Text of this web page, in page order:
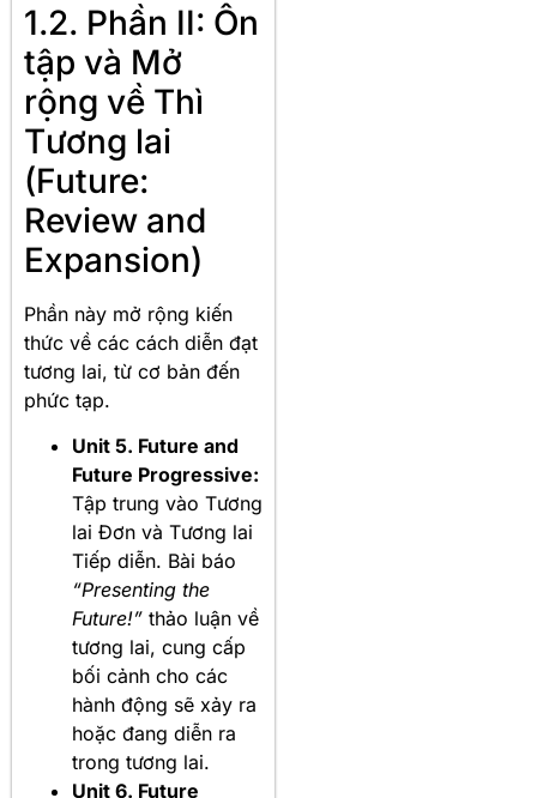
1.2. Phần II: Ôn
tập và Mở
rộng về Thì
Tương lai
(Future:
Review and
Expansion)
Phần này mở rộng kiến
thức về các cách diễn đạt
tương lai, từ cơ bản đến
phức tạp.
Unit 5. Future and
Future Progressive:
Tập trung vào Tương
lai Đơn và Tương lai
Tiếp diễn. Bài báo
“Presenting the
Future!” thảo luận về
tương lai, cung cấp
bối cảnh cho các
hành động sẽ xảy ra
hoặc đang diễn ra
trong tương lai.
Unit 6. Future